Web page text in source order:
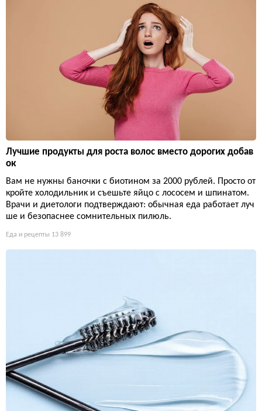
Лучшие продукты для роста волос вместо дорогих добав
ок
Вам не нужны баночки с биотином за 2000 рублей. Просто от
кройте холодильник и съешьте яйцо с лососем и шпинатом.
Врачи и диетологи подтверждают: обычная еда работает луч
ше и безопаснее сомнительных пилюль.
Еда и рецепты 13 899